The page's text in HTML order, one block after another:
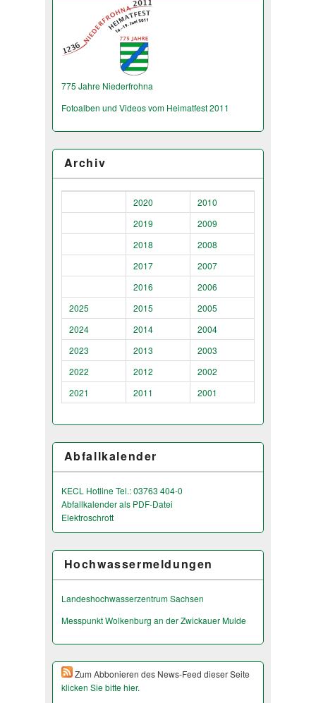
775 Jahre Niederfrohna
Fotoalben und Videos vom Heimatfest 2011
Archiv
2020
2010
2019
2009
2018
2008
2017
2007
2016
2006
2025
2015
2005
2024
2014
2004
2023
2013
2003
2022
2012
2002
2021
2011 2001
Abfallkalender
KECL Hotline Tel.: 03763 404-0
Abfallkalender als PDF-Datei
Elektroschrott
Hochwassermeldungen
Landeshochwas­serzentrum Sachsen
Messpunkt Wolkenburg an der Zwickauer Mulde
Zum Abbonieren des News-Feed dieser Seite
klicken Sie bitte hier.